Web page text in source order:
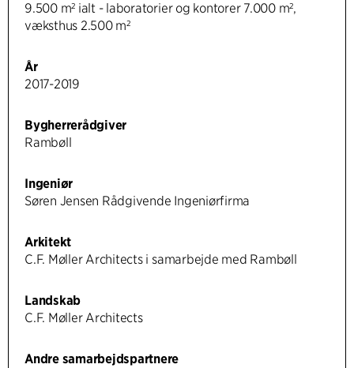
9.500 m² ialt - laboratorier og kontorer 7.000 m²,
væksthus 2.500 m²
År
2017-2019
Bygherrerådgiver
Rambøll
Ingeniør
Søren Jensen Rådgivende Ingeniørfirma
Arkitekt
C.F. Møller Architects i samarbejde med Rambøll
Landskab
C.F. Møller Architects
Andre samarbejdspartnere